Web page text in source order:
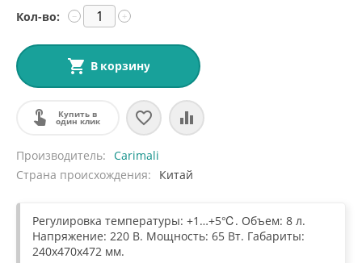
Кол-во: +
−
В корзину
Купить в
один клик
Производитель
Carimali
Страна происхождения
Китай
Регулировка температуры: +1…+5℃. Объем: 8 л.
Напряжение: 220 В. Мощность: 65 Вт. Габариты:
240х470х472 мм.